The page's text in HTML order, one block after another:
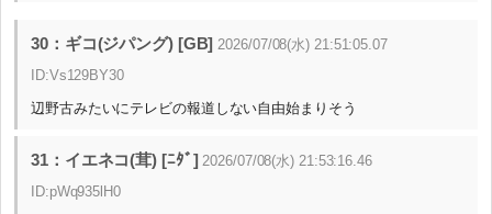
30：ギコ(ジパング) [GB] 2026/07/08(水) 21:51:05.07
ID:Vs129BY30
辺野古みたいにテレビの報道しない自由始まりそう
31：イエネコ(茸) [ﾆﾀﾞ] 2026/07/08(水) 21:53:16.46
ID:pWq935lH0